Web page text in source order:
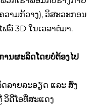
ວາມກ້ວາງ), ວິສະວະກອນ
ລ໌ 3D ໃນເວລາຕໍ່ມາ.
ານຜະລິດໂດຍບໍ່ຕ້ອງໄປ
ລາຍລະອຽດ ແລະ ສົ່ງ
ວິດີໂອທີ່ສະແດງ